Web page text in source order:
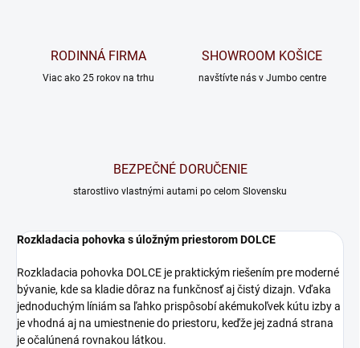
RODINNÁ FIRMA
Viac ako 25 rokov na trhu
SHOWROOM KOŠICE
navštívte nás v Jumbo centre
BEZPEČNÉ DORUČENIE
starostlivo vlastnými autami po celom Slovensku
Rozkladacia pohovka s úložným priestorom DOLCE
Rozkladacia pohovka DOLCE je praktickým riešením pre moderné
bývanie, kde sa kladie dôraz na funkčnosť aj čistý dizajn. Vďaka
jednoduchým líniám sa ľahko prispôsobí akémukoľvek kútu izby a
je vhodná aj na umiestnenie do priestoru, keďže jej zadná strana
je očalúnená rovnakou látkou.